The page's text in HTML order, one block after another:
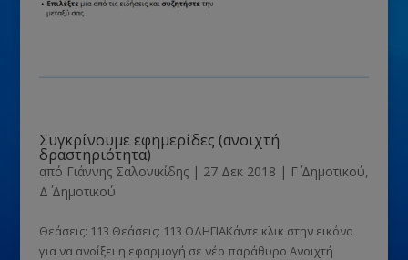
Συγκρίνουμε εφημερίδες (ανοιχτή
δραστηριότητα)
από Γιάννης Σαλονικίδης| 27 Δεκ 2018 | Γ΄ Δημοτικού,
Δ΄ Δημοτικού
Θεάσεις: 113 Θεάσεις: 113 ΟΔΗΓΙΑΚάντε κλικ στην εικόνα
για να ανοίξει η εφαρμογή σε νέο παράθυρο Ανοιχτή